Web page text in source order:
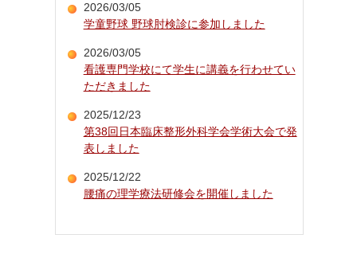
2026/03/05
学童野球 野球肘検診に参加しました
2026/03/05
看護専門学校にて学生に講義を行わせてい
ただきました
2025/12/23
第38回日本臨床整形外科学会学術大会で発
表しました
2025/12/22
腰痛の理学療法研修会を開催しました